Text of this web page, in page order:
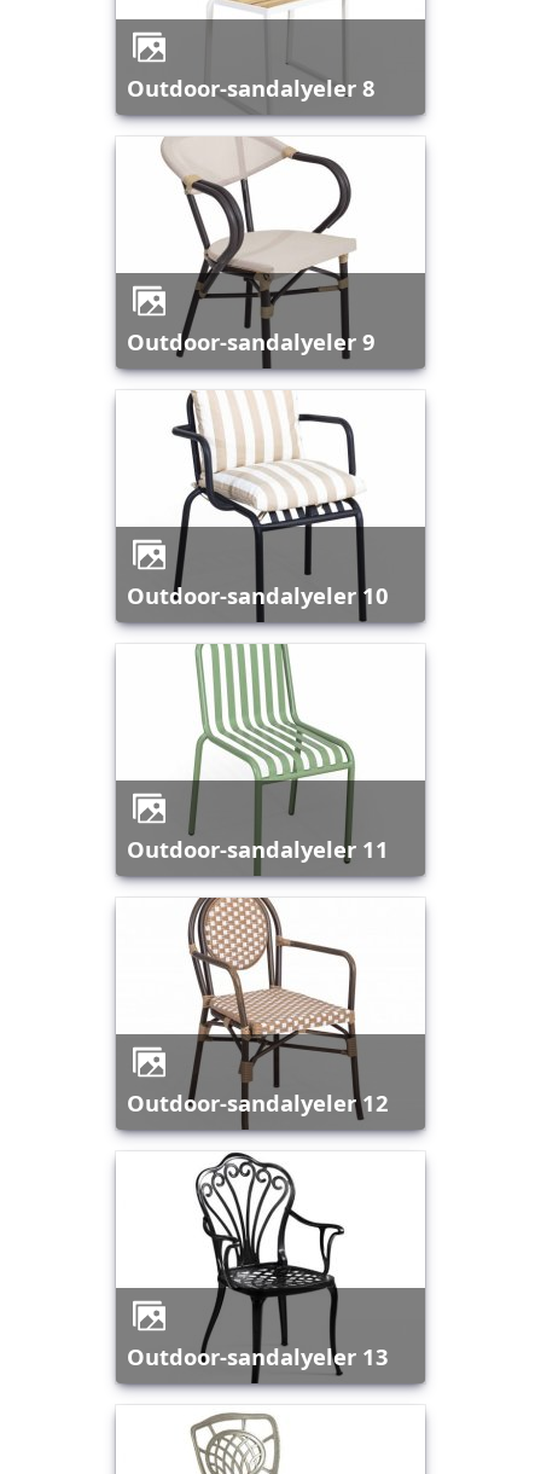
outdoor-sandalyeler 8
outdoor-sandalyeler 9
outdoor-sandalyeler 10
outdoor-sandalyeler 11
outdoor-sandalyeler 12
outdoor-sandalyeler 13